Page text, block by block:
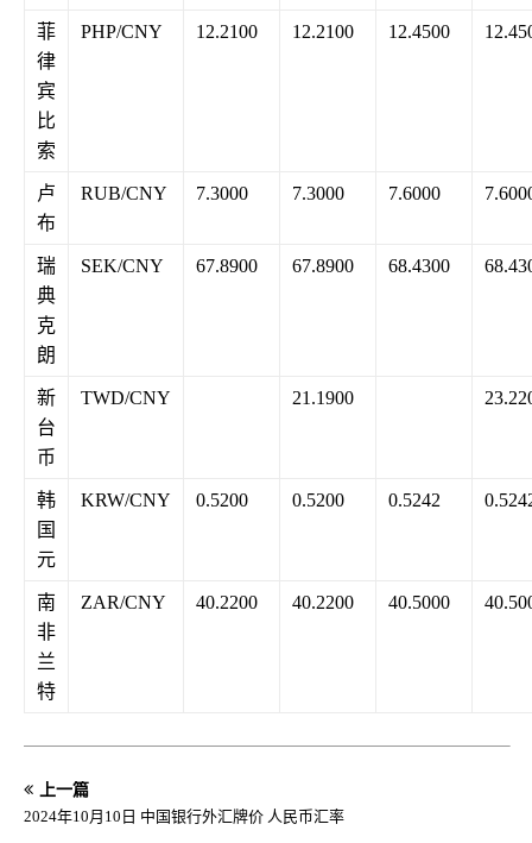
菲
律
宾
比
索
PHP/CNY 12.2100 12.2100 12.4500
卢
布
RUB/CNY 7.3000 7.3000 7.6000
瑞
典
克
朗
SEK/CNY 67.8900 67.8900 68.4300
新
台
币
TWD/CNY 21.1900
韩
国
元
KRW/CNY 0.5200 0.5200 0.5242
南
非
兰
特
ZAR/CNY 40.2200 40.2200 40.5000
上一篇
2024年10月10日 中国银行外汇牌价 人民币汇率